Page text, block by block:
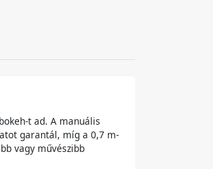
t ad. A manuális
garantál, míg a 0,7 m-
vagy művészibb